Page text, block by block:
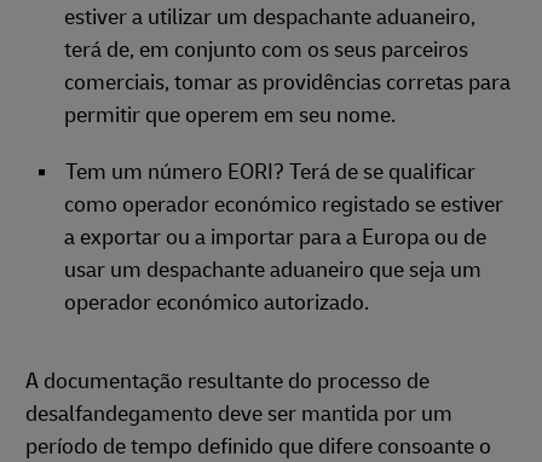
estiver a utilizar um despachante aduaneiro,
terá de, em conjunto com os seus parceiros
comerciais, tomar as providências corretas para
permitir que operem em seu nome.
Tem um número EORI? Terá de se qualificar
como operador económico registado se estiver
a exportar ou a importar para a Europa ou de
usar um despachante aduaneiro que seja um
operador económico autorizado.
A documentação resultante do processo de
desalfandegamento deve ser mantida por um
período de tempo definido que difere consoante o